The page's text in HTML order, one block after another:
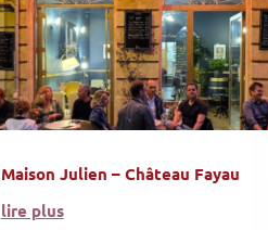
Maison Julien – Château Fayau
lire plus